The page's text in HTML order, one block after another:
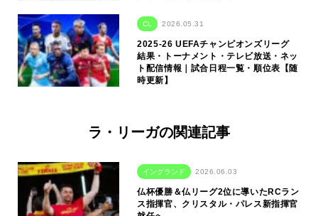
CL 2026.05.31
2025-26 UEFAチャンピオンズリーグ
結果・トーナメント・テレビ放送・ネッ
ト配信情報｜試合日程一覧・順位表【随
時更新】
ラ・リーガの関連記事
イングランド 2026.06.03
仏杯優勝＆仏リーグ2位に導いたRCラン
ス指揮官、クリスタル・パレス新指揮官